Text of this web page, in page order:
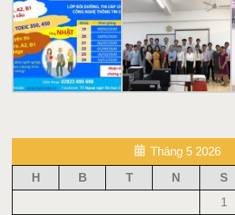
Tháng 5 2026
H
B T N S
1